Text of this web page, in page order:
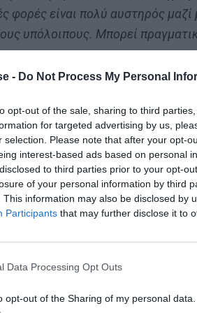
- Do Not Process My Personal
opt-out of the sale, sharing to third
for targeted advertising by us,
selection. Please note that after your opt-
interest-based ads based on personal
to third parties prior to your opt-
of your personal information by third
This information may also be disclosed by
Participants that may further disclose it to
Data Processing Opt Outs
opt-out of the Sharing of my personal data.
φορές είναι πολύ αυστηρός μαζί
υπόλοιπους. Μπορεί
όσο και οι συμπαίκτες μου.
πρόκειται για προπόνηση είτε
ένας από τους πιο
παρορμητικός, αθυρόστομος,
πει τα πάντα, ακόμα και όταν
τόσο αηδιαστικό. Και